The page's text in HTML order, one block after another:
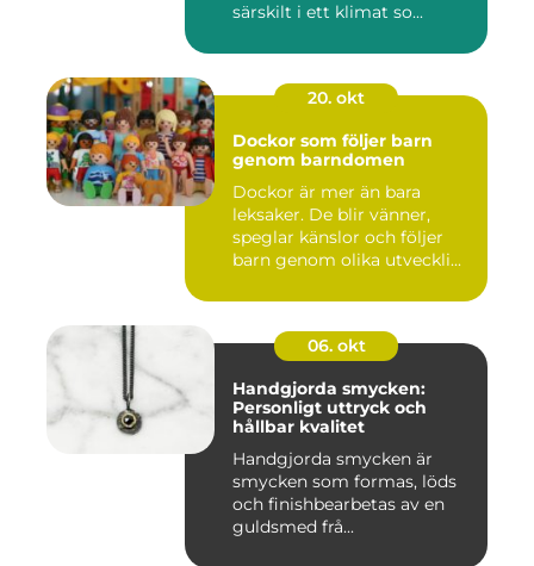
särskilt i ett klimat so...
20. okt
Dockor som följer barn
genom barndomen
Dockor är mer än bara
leksaker. De blir vänner,
speglar känslor och följer
barn genom olika utveckli...
06. okt
Handgjorda smycken:
Personligt uttryck och
hållbar kvalitet
Handgjorda smycken är
smycken som formas, löds
och finishbearbetas av en
guldsmed frå...